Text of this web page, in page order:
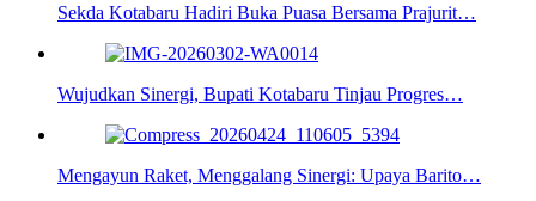
Sekda Kotabaru Hadiri Buka Puasa Bersama Prajurit…
Wujudkan Sinergi, Bupati Kotabaru Tinjau Progres…
Mengayun Raket, Menggalang Sinergi: Upaya Barito…